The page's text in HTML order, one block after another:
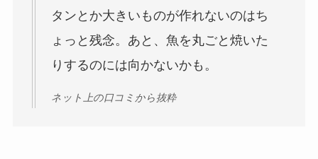
タンとか大きいものが作れないのはち
ょっと残念。あと、魚を丸ごと焼いた
りするのには向かないかも。
ネット上の口コミから抜粋